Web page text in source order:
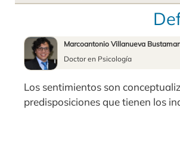
Marcoantonio Villanueva
Doctor en Psicología
Los sentimientos son
predisposiciones que tienen los